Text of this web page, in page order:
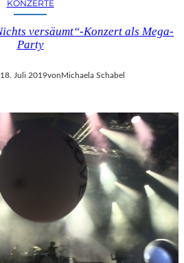
KONZERTE
versäumt“-Konzert als Mega-
Party
18. Juli 2019vonMichaela Schabel